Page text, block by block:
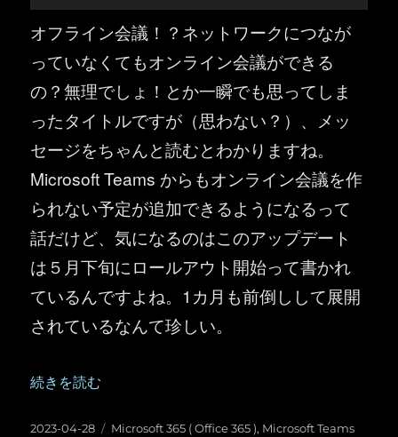
オフライン会議！？ネットワークにつなが
っていなくてもオンライン会議ができる
の？無理でしょ！とか一瞬でも思ってしま
ったタイトルですが（思わない？）、メッ
セージをちゃんと読むとわかりますね。
Microsoft Teams からもオンライン会議を作
られない予定が追加できるようになるって
話だけど、気になるのはこのアップデート
は５月下旬にロールアウト開始って書かれ
ているんですよね。1カ月も前倒しして展開
されているなんて珍しい。
“Microsoft Teams ：オンライン会議を作らない予定を入
続きを読む
投
2023-04-28
カ
Microsoft 365 ( Office 365 ), Microsoft Teams